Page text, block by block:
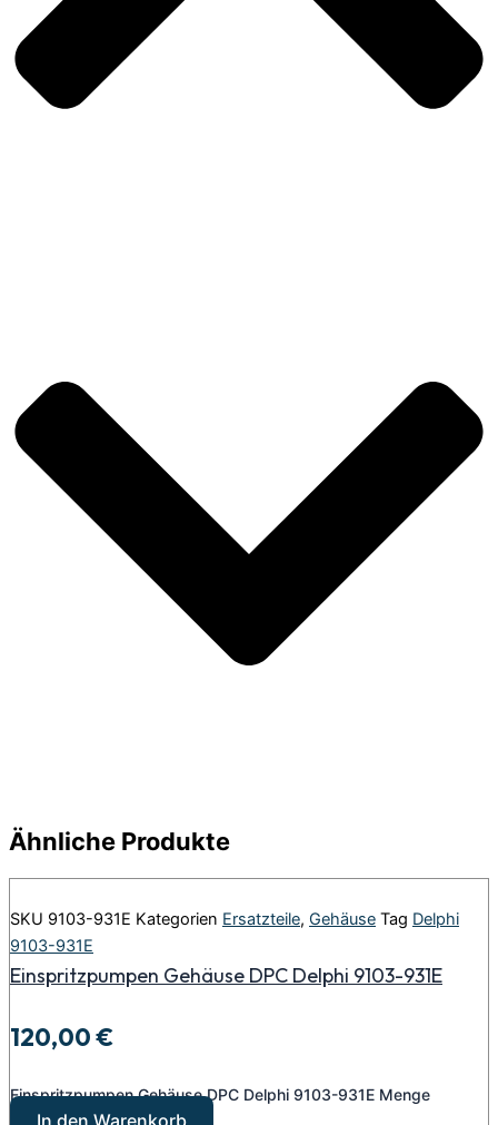
Ähnliche Produkte
SKU 9103-931E Kategorien Ersatzteile, Gehäuse Tag Delphi
9103-931E
Einspritzpumpen Gehäuse DPC Delphi 9103-931E
120,00€
Einspritzpumpen Gehäuse DPC Delphi 9103-931E Menge
In den Warenkorb